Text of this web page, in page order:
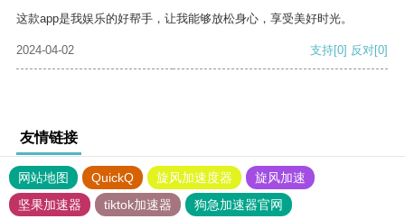
这款app是我娱乐的好帮手，让我能够放松身心，享受美好时光。
2024-04-02 支持[0] 反对[0]
友情链接
网站地图 QuickQ 旋风加速度器
旋风加速
坚果加速器
tiktok加速器
狗急加速器官网